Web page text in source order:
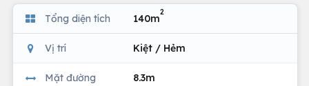
Tổng diện tích 140m
2
Vị trí Kiệt / Hẻm
Mặt đường 8.3m